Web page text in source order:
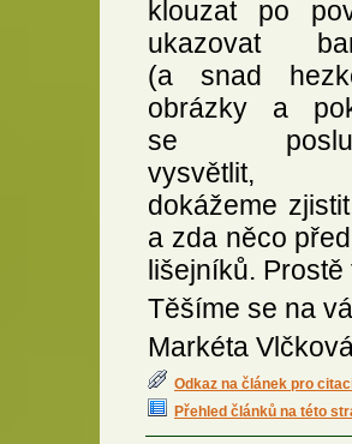
klouzat po
ukazovat
(a snad
obrázky a
se
vysvětlit,
dokážeme
a zda něco
lišejníků.
Těšíme se na
Markéta
Odkaz na článek pro
Přehled článků na této